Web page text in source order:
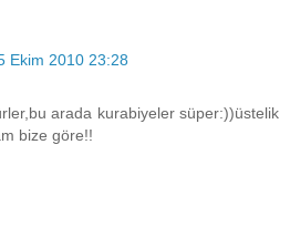
Ekim 2010 23:28
arada kurabiyeler süper:))üstelik
bize göre!!